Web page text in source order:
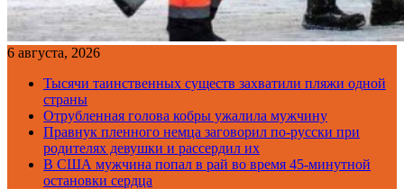
6 августа, 2026
Тысячи таинственных существ захватили пляжи одной
страны
Отрубленная голова кобры ужалила мужчину
Правнук пленного немца заговорил по-русски при
родителях девушки и рассердил их
В США мужчина попал в рай во время 45-минутной
остановки сердца